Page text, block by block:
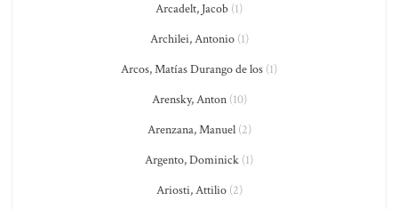
Arcadelt, Jacob (1)
Archilei, Antonio(1)
Arcos, Matías Durango de los (1)
Arensky, Anton(10)
Arenzana, Manuel(2)
Argento, Dominick (1)
Ariosti, Attilio(2)